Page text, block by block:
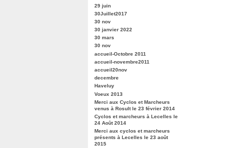
29 juin
30Juillet2017
30 nov
30 janvier 2022
30 mars
30 nov
accueil-Octobre 2011
accueil-novembre2011
accueil20nov
decembre
Haveluy
Voeux 2013
Merci aux Cyclos et Marcheurs
venus à Rosult le 23 février 2014
Cyclos et marcheurs à Lecelles le
24 Août 2014
Merci aux cyclos et marcheurs
présents à Lecelles le 23 août
2015